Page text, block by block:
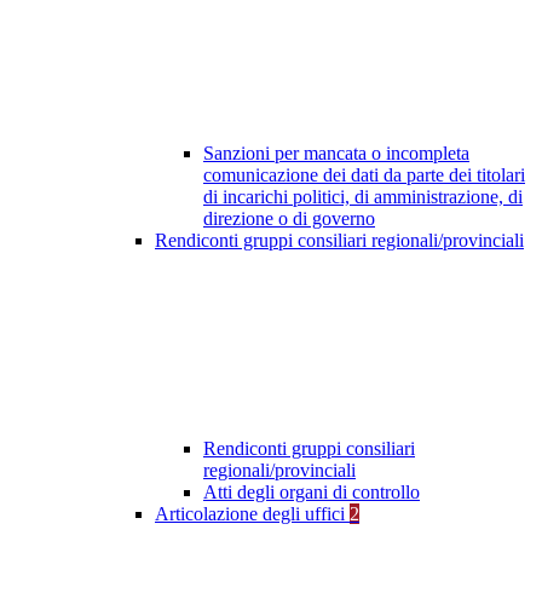
Sanzioni per mancata o incompleta
comunicazione dei dati da parte dei titolari
di incarichi politici, di amministrazione, di
direzione o di governo
Rendiconti gruppi consiliari regionali/provinciali
Rendiconti gruppi consiliari
regionali/provinciali
Atti degli organi di controllo
Articolazione degli uffici 2